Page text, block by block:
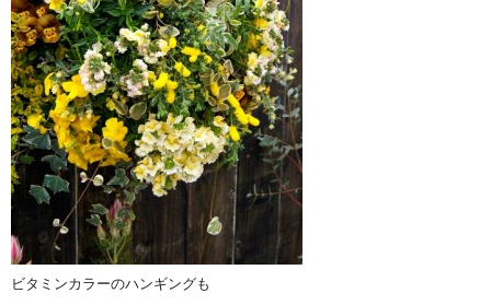
ビタミンカラーのハンギングも